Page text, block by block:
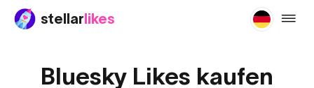
stellarlikes buy-
Bluesky Likes kaufen